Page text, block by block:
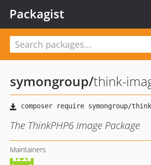
Packagist
symongroup/think-
The ThinkPHP6 Image Package
Maintainers